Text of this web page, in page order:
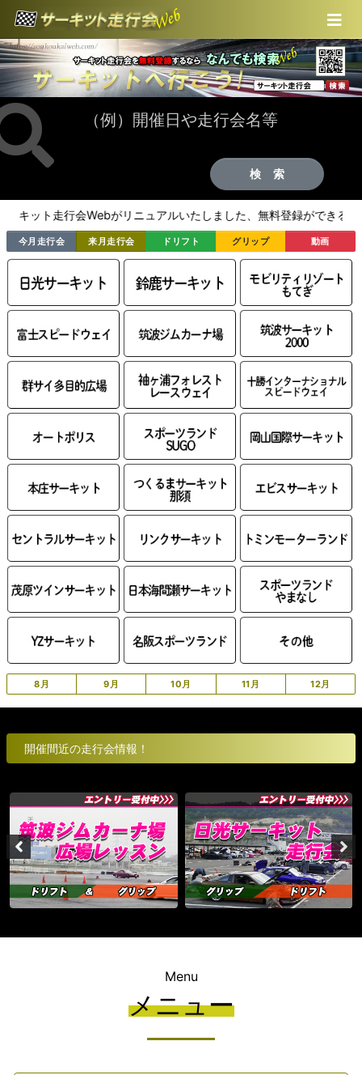
コンテンツにスキップする
検 索
会Webがリニュアルいたしました、無料登録ができるようになり
今月走行会 来月走行会 ドリフト グリップ 動画
8月 9月 10月 11月 12月
開催間近の走行会情報！
Menu
メニュー
トップ
ログイン